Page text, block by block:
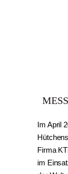
Im April
Firma
im